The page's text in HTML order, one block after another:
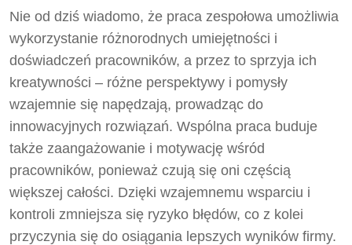
Nie od dziś wiadomo, że praca zespołowa umożliwia
wykorzystanie różnorodnych umiejętności i
doświadczeń pracowników, a przez to sprzyja ich
kreatywności – różne perspektywy i pomysły
wzajemnie się napędzają, prowadząc do
innowacyjnych rozwiązań. Wspólna praca buduje
także zaangażowanie i motywację wśród
pracowników, ponieważ czują się oni częścią
większej całości. Dzięki wzajemnemu wsparciu i
kontroli zmniejsza się ryzyko błędów, co z kolei
przyczynia się do osiągania lepszych wyników firmy.